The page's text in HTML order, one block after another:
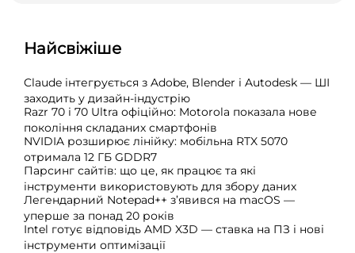
Найсвіжіше
Claude інтегрується з Adobe, Blender і Autodesk — ШІ
заходить у дизайн-індустрію
Razr 70 і 70 Ultra офіційно: Motorola показала нове
покоління складаних смартфонів
NVIDIA розширює лінійку: мобільна RTX 5070
отримала 12 ГБ GDDR7
Парсинг сайтів: що це, як працює та які
інструменти використовують для збору даних
Легендарний Notepad++ з’явився на macOS —
уперше за понад 20 років
Intel готує відповідь AMD X3D — ставка на ПЗ і нові
інструменти оптимізації